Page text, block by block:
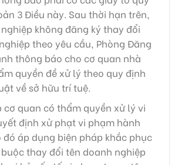
3 Điều này. Sau thời hạn trên,
không đăng ký thay đổi
theo yêu cầu, Phòng Đăng
thông báo cho cơ quan nhà
quyền đề xử lý theo quy định
về sở hữu trí tuệ.
cơ quan có thẩm quyền xử lý vi
định xử phạt vi phạm hành
đó áp dụng biện pháp khắc phục
thay đổi tên doanh nghiệp